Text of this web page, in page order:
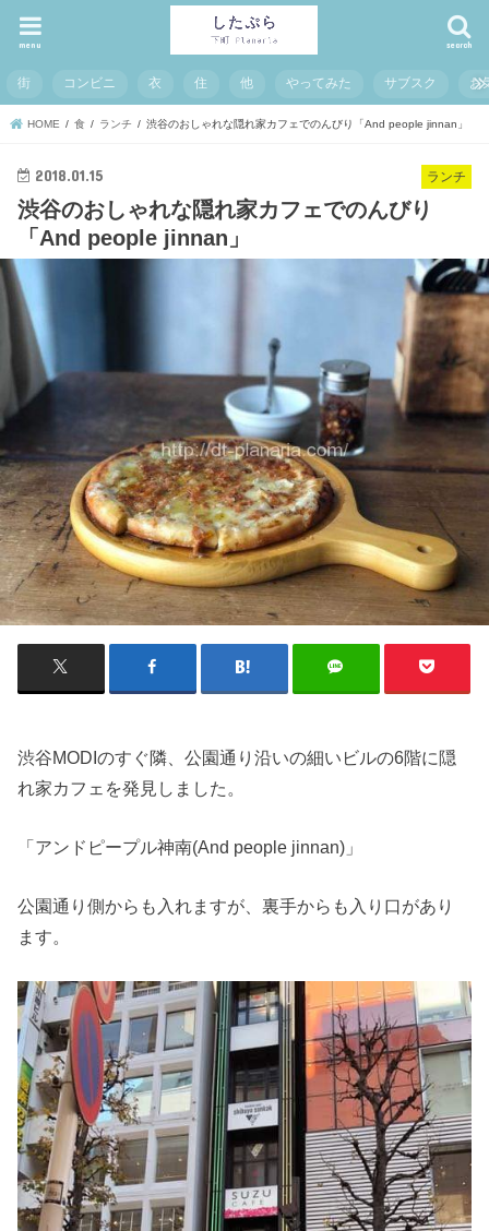
search
menu
街 コンビニ 衣 住 他 やってみた サブスク お
HOME 食 ランチ 渋谷のおしゃれな隠れ家カフェでのんびり「And people jinnan」
ランチ
2018.01.15
渋谷のおしゃれな隠れ家カフェでのんびり
「And people jinnan」
渋谷MODIのすぐ隣、公園通り沿いの細いビルの6階に隠
れ家カフェを発見しました。
「アンドピープル神南(And people jinnan)」
公園通り側からも入れますが、裏手からも入り口があり
ます。